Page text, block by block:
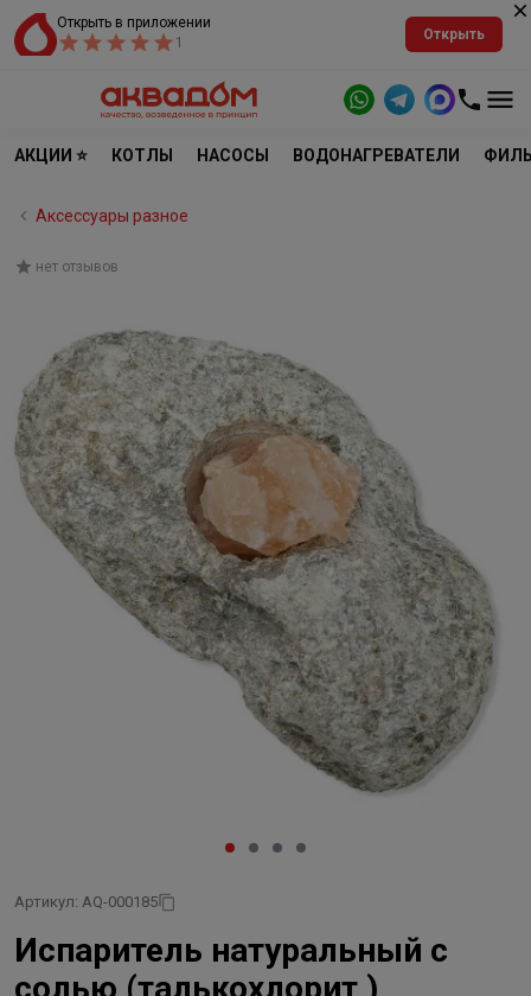
Открыть в приложении
1
Открыть
АКЦИИ ⭐ КОТЛЫ НАСОСЫ ВОДОНАГРЕВАТЕЛИ
Аксессуары разное
нет отзывов
Артикул: AQ-000185
Испаритель натуральный с